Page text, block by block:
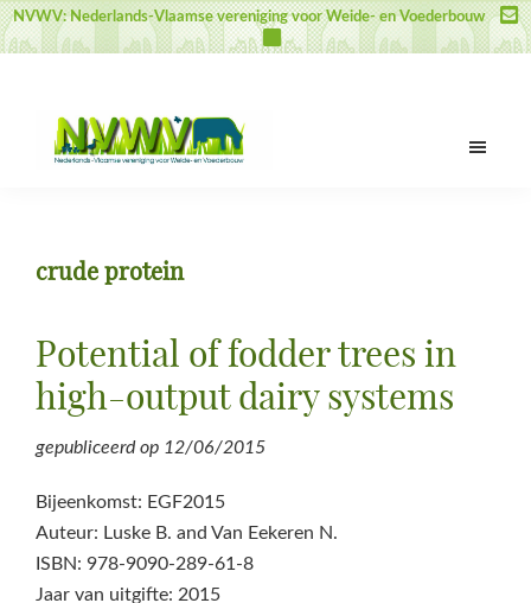
Door
naar
inhoud
Spring
naar
sidebar
Spring
naar
NVWV: Nederlands-Vlaamse vereniging voor Weide- en Voederbouw
voor
en
Voederbouw
crude protein
Potential of fodder trees in
high-output dairy systems
gepubliceerd op 12/06/2015
Bijeenkomst: EGF2015
Auteur: Luske B. and Van Eekeren N.
ISBN: 978-9090-289-61-8
Jaar van uitgifte: 2015